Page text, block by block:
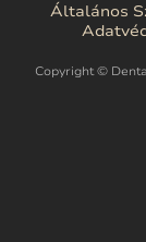
Általános
Copyright ©